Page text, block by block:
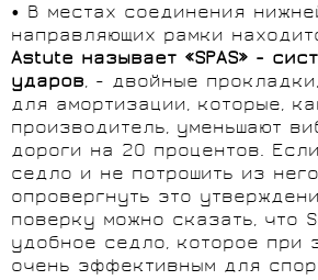
• В местах соединения
направляющих рамки
Astute называет «SPAS» -
ударов, - двойные
для амортизации, которые,
производитель, уменьшают
дороги на 20 процентов.
седло и не потрошить из
опровергнуть это
поверку можно сказать, что
удобное седло, которое при
очень эффективным для